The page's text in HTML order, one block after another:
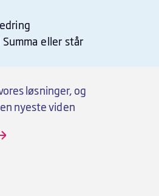
eller står
løsninger, og
nyeste viden